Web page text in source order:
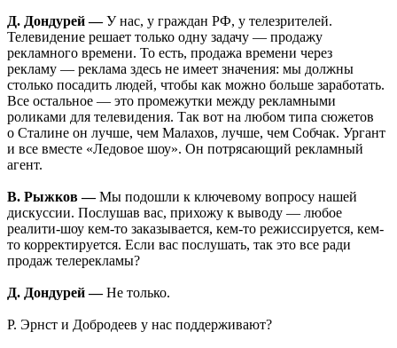
Д. Дондурей —У нас, у граждан РФ, у телезрителей.
Телевидение решает только одну задачу — продажу
рекламного времени. То есть, продажа времени через
рекламу — реклама здесь не имеет значения: мы должны
столько посадить людей, чтобы как можно больше заработать.
Все остальное — это промежутки между рекламными
роликами для телевидения. Так вот на любом типа сюжетов
о Сталине он лучше, чем Малахов, лучше, чем Собчак. Ургант
и все вместе «Ледовое шоу». Он потрясающий рекламный
агент.
В. Рыжков —Мы подошли к ключевому вопросу нашей
дискуссии. Послушав вас, прихожу к выводу — любое
реалити-шоу кем-то заказывается, кем-то режиссируется, кем-
то корректируется. Если вас послушать, так это все ради
продаж телерекламы?
Д. Дондурей —Не только.
Р. Эрнст и Добродеев у нас поддерживают?